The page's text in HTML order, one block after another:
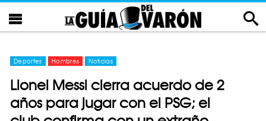
Deportes Hombres Noticias
Lionel Messi cierra acuerdo de 2
años para jugar con el PSG; el